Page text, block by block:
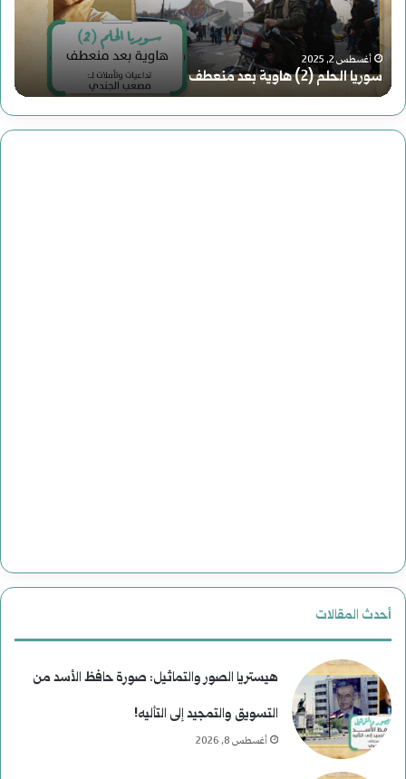
هاوية
بعد
منعطف
أغسطس 2, 2025
سوريا الحلم (2) هاوية بعد منعطف
أحدث المقالات
هيستريا الصور والتماثيل: صورة حافظ الأسد من
التسويق والتمجيد إلى التأليه!
أغسطس 8, 2026